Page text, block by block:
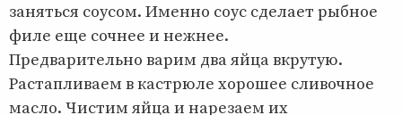
заняться соусом. Именно соус сделает рыбное
филе еще сочнее и нежнее.
Предварительно варим два яйца вкрутую.
Растапливаем в кастрюле хорошее сливочное
масло. Чистим яйца и нарезаем их